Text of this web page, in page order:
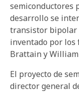
semiconductores
desarrollo se
transistor bipolar
inventado por los
Brattain y William
El proyecto de
director general